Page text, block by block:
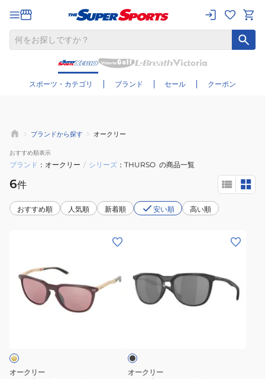
スポーツ・カテゴリ ブランド セール クーポン
さらに絞り込む
ブランドから探す オークリー
おすすめ順表示
ブランド オークリー / シリーズ THURSO の商品一覧
6件
おすすめ順 人気順 新着順 安い順 高い順
サ
ン
オークリー
サ
ン
Thurso
A
オークリー